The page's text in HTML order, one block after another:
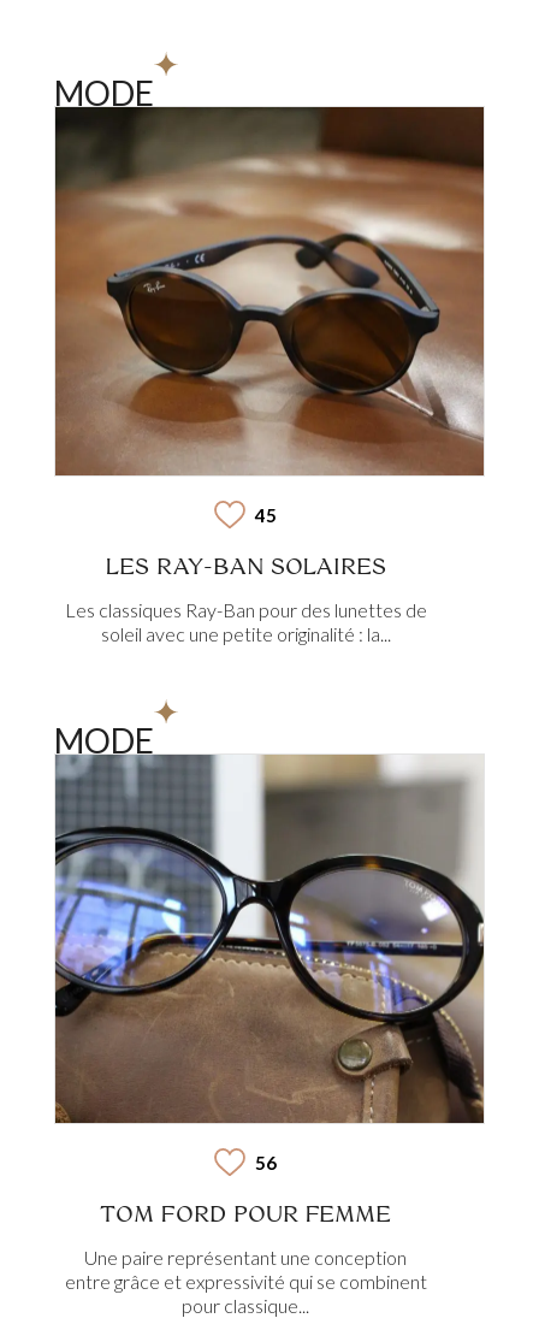
MODE
45
LES RAY-BAN SOLAIRES
Les classiques Ray-Ban pour des lunettes de
soleil avec une petite originalité : la...
MODE
56
TOM FORD POUR FEMME
Une paire représentant une conception
entre grâce et expressivité qui se combinent
pour classique...